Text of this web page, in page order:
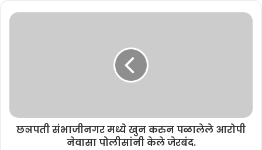
छञपती संभाजीनगर मध्ये खुन करुन पळालेले आरोपी
नेवासा पोलीसांनी केले जेरबंद.